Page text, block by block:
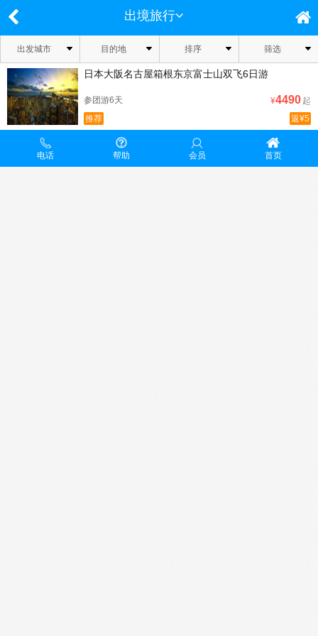
出境旅行
出发城市 目的地 排序 筛选
日本大阪名古屋箱根东京富士山双飞6日游
参团游6天 ¥4490 起
返¥5
推荐
电话 帮助 会员 首页